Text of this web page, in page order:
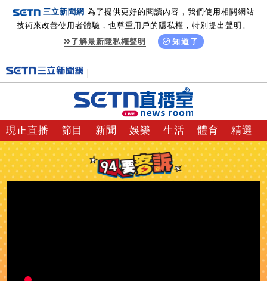
三立新聞網 為了提供更好的閱讀內容，我們使用相關網站
技術來改善使用者體驗，也尊重用戶的隱私權，特別提出聲明。
了解最新隱私權聲明
知道了
現正直播 節目 新聞 娛樂 生活 體育 精選